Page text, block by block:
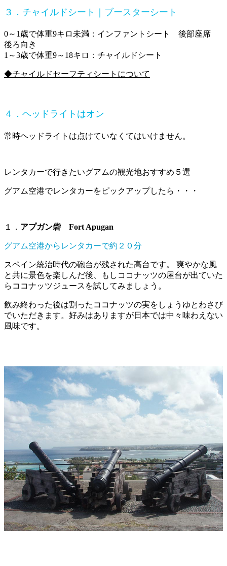
３．チャイルドシート｜ブースターシート
0～1歳で体重9キロ未満：インファントシート 後部座席
後ろ向き
1～3歳で体重9～18キロ：チャイルドシート
◆チャイルドセーフティシートについて
４．ヘッドライトはオン
常時ヘッドライトは点けていなくてはいけません。
レンタカーで行きたいグアムの観光地おすすめ５選
グアム空港でレンタカーをピックアップしたら・・・
１． アプガン砦 Fort Apugan
グアム空港からレンタカーで約２０分
スペイン統治時代の砲台が残された高台です。 爽やかな風
と共に景色を楽しんだ後、もしココナッツの屋台が出ていた
らココナッツジュースを試してみましょう。
飲み終わった後は割ったココナッツの実をしょうゆとわさび
でいただきます。好みはありますが日本では中々味わえない
風味です。